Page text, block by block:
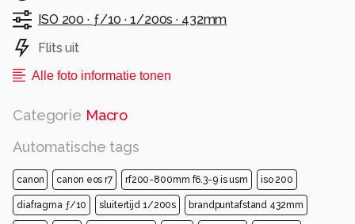
ISO 200 · ƒ/10 · 1/200s · 432mm
Flits uit
Alle foto informatie tonen
Categorie Macro
Automatische tags
canon canon eos r7 rf200-800mm f6.3-9 is usm iso 200
diafragma ƒ/10 sluitertijd 1/200s brandpuntafstand 432mm